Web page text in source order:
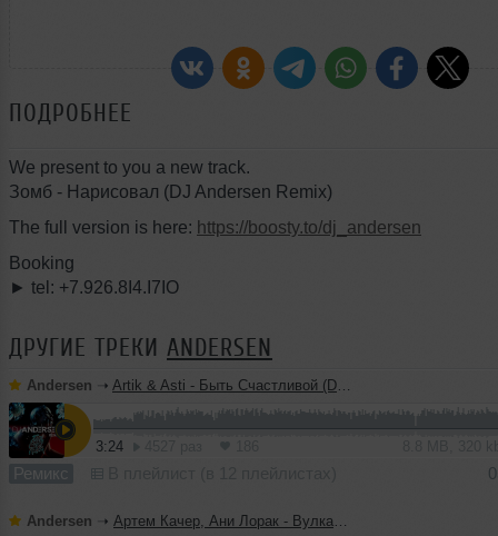
ПОДРОБНЕЕ
We present to you a new track.
Зомб - Нарисовал (DJ Andersen Remix)
The full version is here: https://boosty.to/dj_andersen
Booking
► tel: +7.926.8I4.I7IO
ДРУГИЕ ТРЕКИ ANDERSEN
Andersen ➝ Artik & Asti - Быть Счастливой (DJ Andersen Remix)
3:24
Ремикс
Andersen ➝ Артем Качер, Ани Лорак - Вулканы (DJ Andersen Remix)